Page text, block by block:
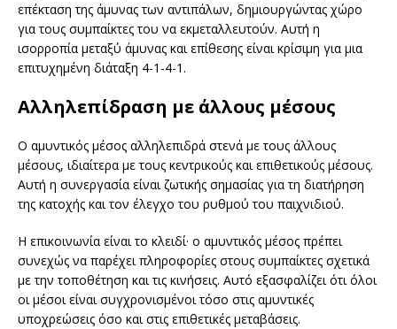
επέκταση της άμυνας των αντιπάλων, δημιουργώντας χώρο
για τους συμπαίκτες του να εκμεταλλευτούν. Αυτή η
ισορροπία μεταξύ άμυνας και επίθεσης είναι κρίσιμη για μια
επιτυχημένη διάταξη 4-1-4-1.
Αλληλεπίδραση με άλλους μέσους
Ο αμυντικός μέσος αλληλεπιδρά στενά με τους άλλους
μέσους, ιδιαίτερα με τους κεντρικούς και επιθετικούς μέσους.
Αυτή η συνεργασία είναι ζωτικής σημασίας για τη διατήρηση
της κατοχής και τον έλεγχο του ρυθμού του παιχνιδιού.
Η επικοινωνία είναι το κλειδί· ο αμυντικός μέσος πρέπει
συνεχώς να παρέχει πληροφορίες στους συμπαίκτες σχετικά
με την τοποθέτηση και τις κινήσεις. Αυτό εξασφαλίζει ότι όλοι
οι μέσοι είναι συγχρονισμένοι τόσο στις αμυντικές
υποχρεώσεις όσο και στις επιθετικές μεταβάσεις.